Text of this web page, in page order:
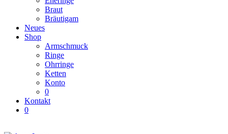
Braut
Bräutigam
Neues
Shop
Armschmuck
Ringe
Ohrringe
Ketten
Konto
0
Kontakt
0